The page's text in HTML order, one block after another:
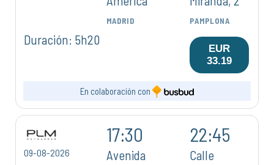
MADRID PAMPLONA
Duración: 5h20
EUR
33.19
En colaboración con
09-08-2026
17:30
Avenida
22:45
Calle